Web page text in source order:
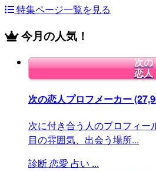
特集ページ一覧を見る
今月の人気！
次の
恋人
次の恋人プロフメーカー
次に付き合う人のプロフィー
目の雰囲気、出会う場所...
診断恋愛 占い ...